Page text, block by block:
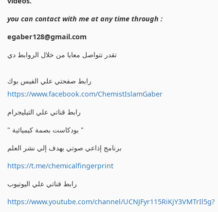
you can contact with me at any time through :
egaber128@gmail.com
تقدر تتواصل معايا من خلال الروابط دي
رابط صفحتي علي الفيس بوك
https://www.facebook.com/ChemistIslamGaber
رابط قناتي علي التيليجرام
" بودكاست بصمة كيميائية "
برنامج إذاعي صوتي يهدف إلي نشر العلم
https://t.me/chemicalfingerprint
رابط قناتي علي اليوتيوب
https://www.youtube.com/channel/UCNJFyr115RiKjY3VMTrIl5g?